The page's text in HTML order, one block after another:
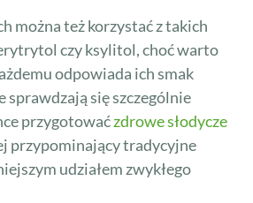
można też korzystać z takich
czy ksylitol, choć warto
odpowiada ich smak
sprawdzają się szczególnie
przygotowaćzdrowe słodycze
przypominający tradycyjne
udziałem zwykłego